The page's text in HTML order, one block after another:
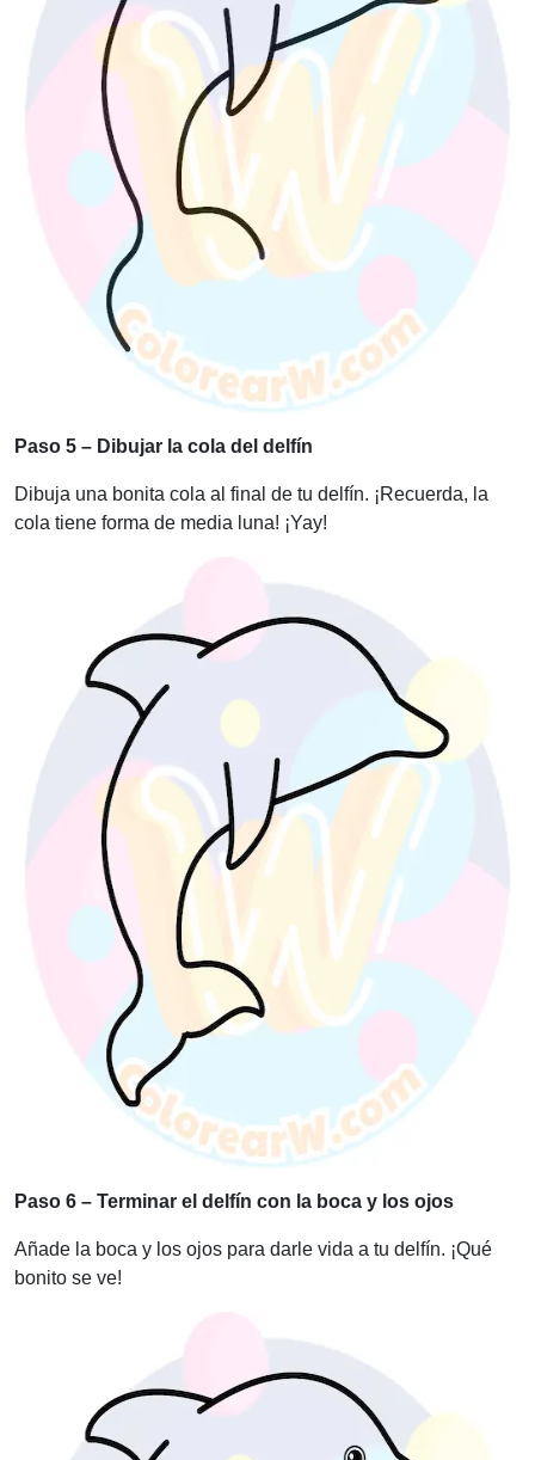
Paso 5 – Dibujar la cola del delfín
Dibuja una bonita cola al final de tu delfín. ¡Recuerda, la
cola tiene forma de media luna! ¡Yay!
Paso 6 – Terminar el delfín con la boca y los ojos
Añade la boca y los ojos para darle vida a tu delfín. ¡Qué
bonito se ve!